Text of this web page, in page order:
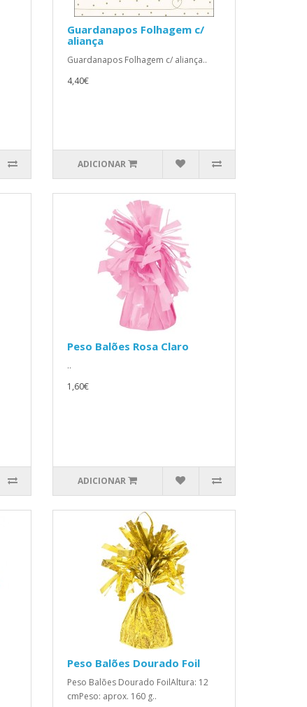
Guardanapos Folhagem c/
aliança
Guardanapos Folhagem c/ aliança..
4,40€
ADICIONAR
Peso Balões Rosa Claro
..
1,60€
ADICIONAR
Peso Balões Dourado Foil
Peso Balões Dourado FoilAltura: 12
cmPeso: aprox. 160 g..